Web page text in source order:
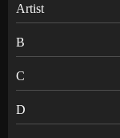
Artist
B
C
D